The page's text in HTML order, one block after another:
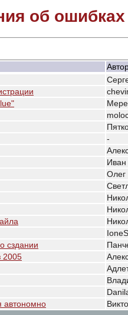
об ошибках
-
Иван
Олег
сздании
2005
автономно